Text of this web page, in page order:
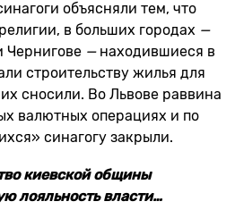
объясняли тем, что
в больших городах —
—находившиеся в
строительству жилья для
сносили. Во Львове раввина
валютных операциях и по
синагогу закрыли.
киевской общины
лояльность власти…